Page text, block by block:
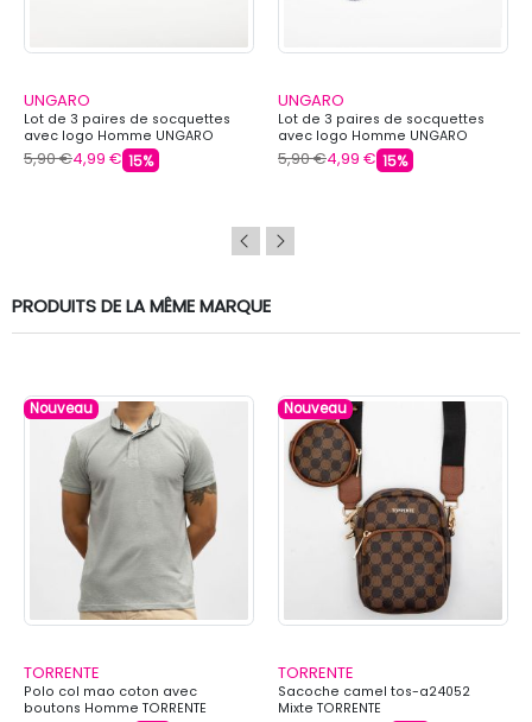
UNGARO
Lot de 3 paires de socquettes
avec logo Homme UNGARO
5,90 €4,99 € 15%
UNGARO
Lot de 3 paires de socquettes
avec logo Homme UNGARO
5,90 €4,99 € 15%
PRODUITS DE LA MÊME MARQUE
Nouveau
TORRENTE
Polo col mao coton avec
boutons Homme TORRENTE
Nouveau
TORRENTE
Sacoche camel tos-a24052
Mixte TORRENTE